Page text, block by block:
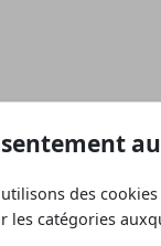
réseau
des
les catégories